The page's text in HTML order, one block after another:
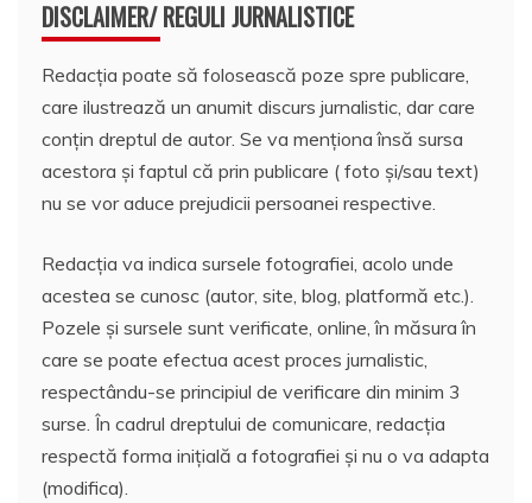
DISCLAIMER/ REGULI JURNALISTICE
Redacția poate să folosească poze spre publicare,
care ilustrează un anumit discurs jurnalistic, dar care
conțin dreptul de autor. Se va menționa însă sursa
acestora și faptul că prin publicare ( foto și/sau text)
nu se vor aduce prejudicii persoanei respective.
Redacția va indica sursele fotografiei, acolo unde
acestea se cunosc (autor, site, blog, platformă etc.).
Pozele și sursele sunt verificate, online, în măsura în
care se poate efectua acest proces jurnalistic,
respectându-se principiul de verificare din minim 3
surse. În cadrul dreptului de comunicare, redacția
respectă forma inițială a fotografiei și nu o va adapta
(modifica).